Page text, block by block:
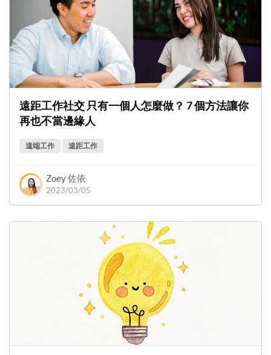
遠距工作社交 只有一個人怎麼做？ 7 個方法讓你
再也不當邊緣人
遠端工作 遠距工作
Zoey 佐依
2023/03/05